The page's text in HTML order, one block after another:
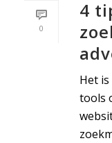
0
4
Het
tools